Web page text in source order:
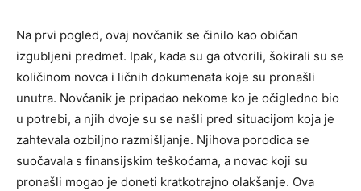
Na prvi pogled, ovaj novčanik se činilo kao običan
izgubljeni predmet. Ipak, kada su ga otvorili, šokirali su se
količinom novca i ličnih dokumenata koje su pronašli
unutra. Novčanik je pripadao nekome ko je očigledno bio
u potrebi, a njih dvoje su se našli pred situacijom koja je
zahtevala ozbiljno razmišljanje. Njihova porodica se
suočavala s finansijskim teškoćama, a novac koji su
pronašli mogao je doneti kratkotrajno olakšanje. Ova